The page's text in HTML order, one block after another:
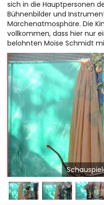
sich in die Hauptpersonen
Bühnenbilder und
Märchenatmosphäre. Die
vollkommen, dass hier nur
belohnten Moise Schmidt